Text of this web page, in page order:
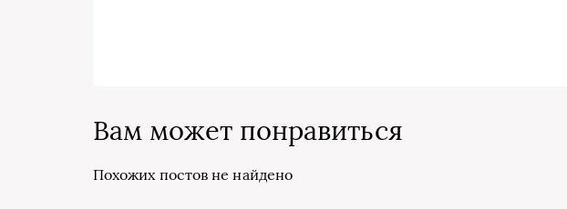
Вам может понравиться
Похожих постов не найдено